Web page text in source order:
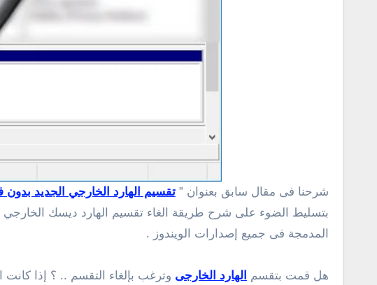
شرحنا فى مقال سابق بعنوان ” تقسيم الهارد الخارجي الجديد بدون
المدمجة فى جميع إصدارات الويندوز .
هل قمت بتقسم الهارد الخارجى وترغب بإلغاء التقسم .. ؟ إذا كانت